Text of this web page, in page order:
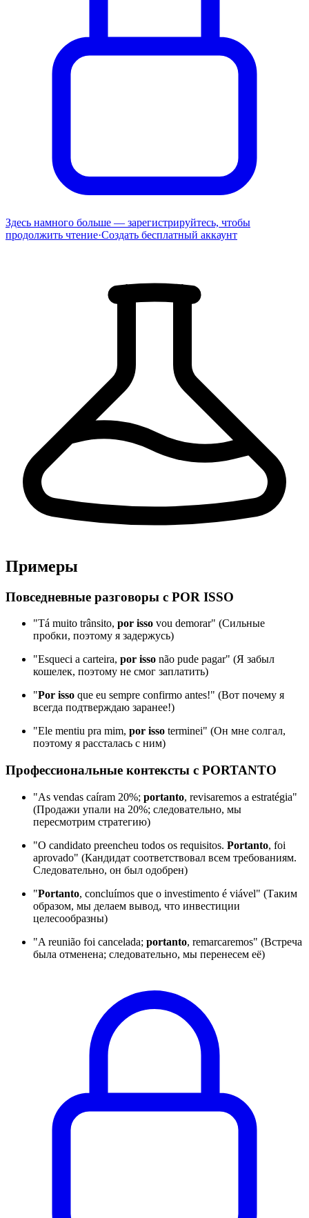
Здесь намного больше — зарегистрируйтесь, чтобы
продолжить чтение·Создать бесплатный аккаунт
Примеры
Повседневные разговоры с POR ISSO
"Tá muito trânsito, por isso vou demorar" (Сильные
пробки, поэтому я задержусь)
"Esqueci a carteira, por isso não pude pagar" (Я забыл
кошелек, поэтому не смог заплатить)
"Por isso que eu sempre confirmo antes!" (Вот почему я
всегда подтверждаю заранее!)
"Ele mentiu pra mim, por isso terminei" (Он мне солгал,
поэтому я рассталась с ним)
Профессиональные контексты с PORTANTO
"As vendas caíram 20%; portanto, revisaremos a estratégia"
(Продажи упали на 20%; следовательно, мы
пересмотрим стратегию)
"O candidato preencheu todos os requisitos. Portanto, foi
aprovado" (Кандидат соответствовал всем требованиям.
Следовательно, он был одобрен)
"Portanto, concluímos que o investimento é viável" (Таким
образом, мы делаем вывод, что инвестиции
целесообразны)
"A reunião foi cancelada; portanto, remarcaremos" (Встреча
была отменена; следовательно, мы перенесем её)